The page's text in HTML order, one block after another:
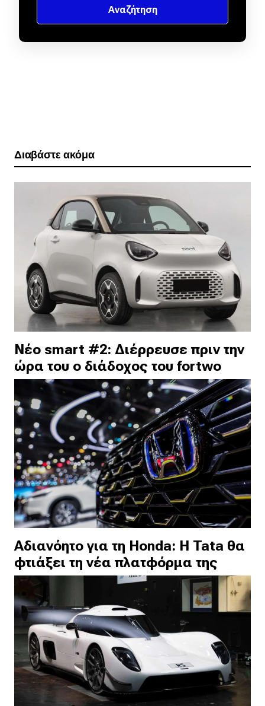
Διαβάστε ακόμα
Νέο smart #2: Διέρρευσε πριν την
ώρα του ο διάδοχος του fortwo
Αδιανόητο για τη Honda: Η Tata θα
φτιάξει τη νέα πλατφόρμα της